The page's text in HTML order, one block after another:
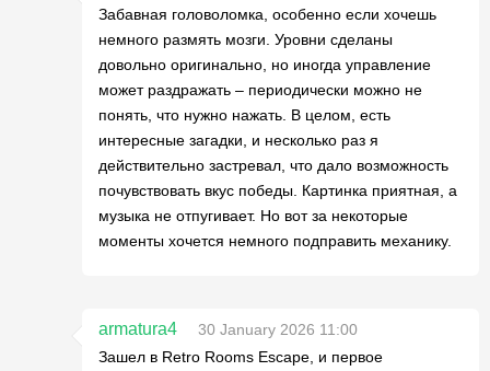
Забавная головоломка, особенно если хочешь
немного размять мозги. Уровни сделаны
довольно оригинально, но иногда управление
может раздражать – периодически можно не
понять, что нужно нажать. В целом, есть
интересные загадки, и несколько раз я
действительно застревал, что дало возможность
почувствовать вкус победы. Картинка приятная, а
музыка не отпугивает. Но вот за некоторые
моменты хочется немного подправить механику.
armatura4
30 January 2026 11:00
Зашел в Retro Rooms Escape, и первое